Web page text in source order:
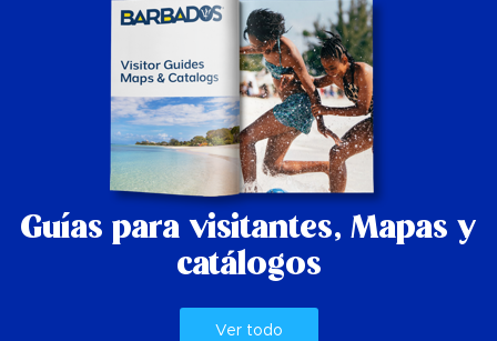
Guías para visitantes, Mapas y
catálogos
Ver todo